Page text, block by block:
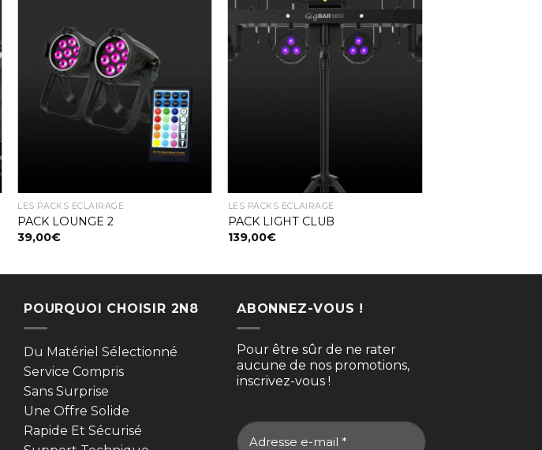
LES PACKS ÉCLAIRAGE
PACK LOUNGE 2
39,00€
Ajouter
à la liste
LES PACKS ÉCLAIRAGE
PACK LIGHT CLUB
139,00€
POURQUOI CHOISIR 2N8
Du Matériel Sélectionné
Service Compris
Sans Surprise
Une Offre Solide
Rapide Et Sécurisé
ABONNEZ-VOUS !
Pour être sûr de ne rater
aucune de nos promotions,
inscrivez-vous !